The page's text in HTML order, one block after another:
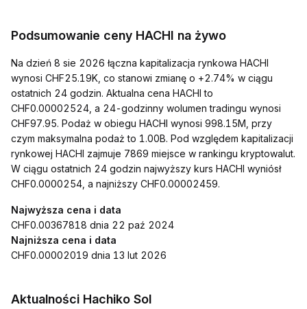
Podsumowanie ceny HACHI na żywo
Na dzień 8 sie 2026 łączna kapitalizacja rynkowa HACHI
wynosi CHF25.19K, co stanowi zmianę o +2.74% w ciągu
ostatnich 24 godzin. Aktualna cena HACHI to
CHF0.00002524, a 24-godzinny wolumen tradingu wynosi
CHF97.95. Podaż w obiegu HACHI wynosi 998.15M, przy
czym maksymalna podaż to 1.00B. Pod względem kapitalizacji
rynkowej HACHI zajmuje 7869 miejsce w rankingu kryptowalut.
W ciągu ostatnich 24 godzin najwyższy kurs HACHI wyniósł
CHF0.0000254, a najniższy CHF0.00002459.
Najwyższa cena i data
CHF0.00367818 dnia 22 paź 2024
Najniższa cena i data
CHF0.00002019 dnia 13 lut 2026
Aktualności Hachiko Sol